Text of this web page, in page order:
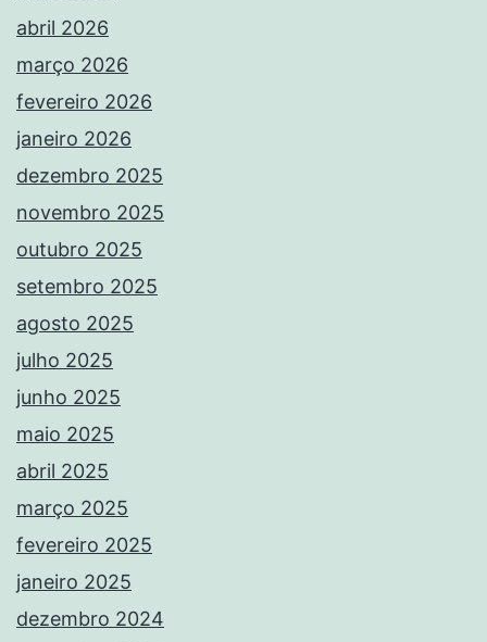
abril 2026
março 2026
fevereiro 2026
janeiro 2026
dezembro 2025
novembro 2025
outubro 2025
setembro 2025
agosto 2025
julho 2025
junho 2025
maio 2025
abril 2025
março 2025
fevereiro 2025
janeiro 2025
dezembro 2024